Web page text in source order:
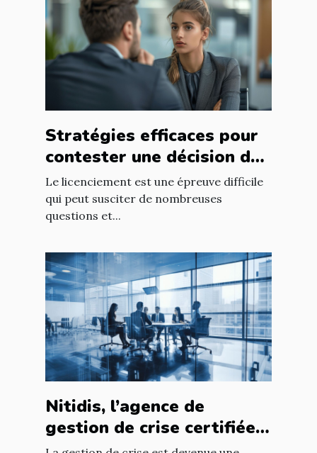
Stratégies efficaces pour
contester une décision de
licenciement
Le licenciement est une épreuve difficile
qui peut susciter de nombreuses
questions et...
Nitidis, l’agence de
gestion de crise certifiée